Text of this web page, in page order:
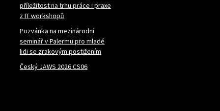
příležitost na trhu práce i praxe
z IT workshopů
Pozvánka na mezinárodní
seminář v Palermu pro mladé
lidi se zrakovým postižením
Český JAWS 2026 CS06